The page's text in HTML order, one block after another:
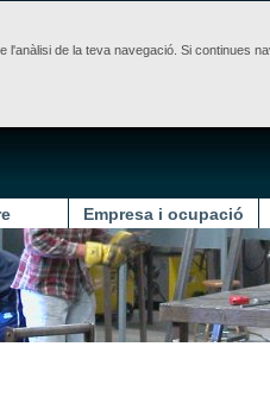
de la teva navegació. Si continues
Empresa i ocupació